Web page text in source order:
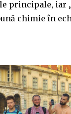
principale, iar
chimie în